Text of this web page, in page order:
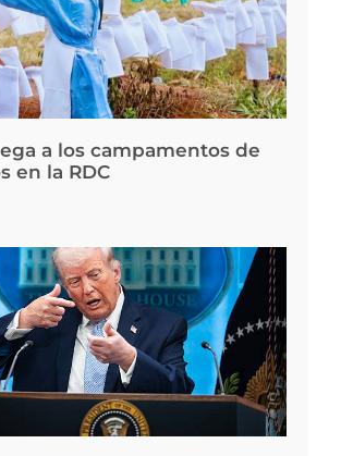
a los campamentos de
en la RDC